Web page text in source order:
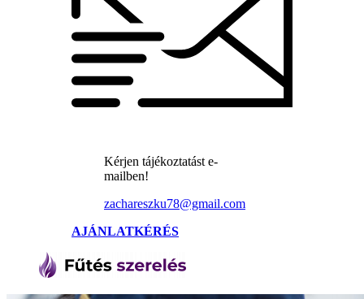
Kérjen tájékoztatást e-
mailben!
zachareszku78@gmail.com
AJÁNLATKÉRÉS